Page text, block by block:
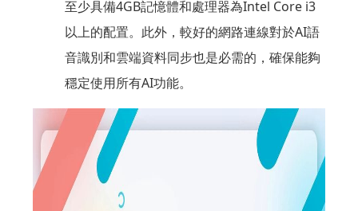
至少具備4GB記憶體和處理器為Intel Core i3
以上的配置。此外，較好的網路連線對於AI語
音識別和雲端資料同步也是必需的，確保能夠
穩定使用所有AI功能。